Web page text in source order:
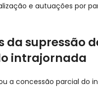
e autuações por
da supressão
intrajornada
a concessão parcial do